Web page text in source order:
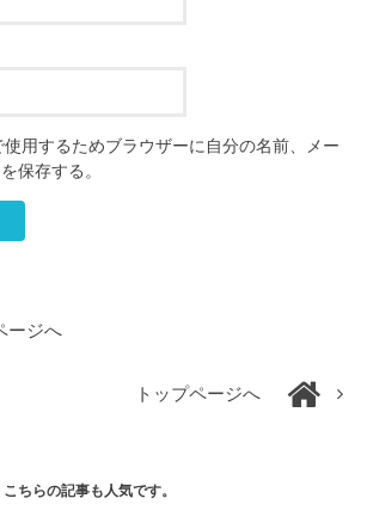
用するためブラウザーに自分の名前、メー
保存する。
ージへ
トップページへ
こちらの記事も人気です。